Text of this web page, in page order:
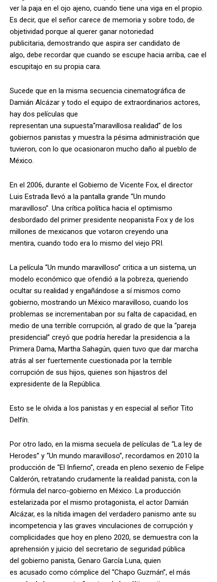
ver la paja en el ojo ajeno, cuando tiene una viga en el propio.
Es decir, que el señor carece de memoria y sobre todo, de
objetividad porque al querer ganar notoriedad
publicitaria, demostrando que aspira ser candidato de
algo, debe recordar que cuando se escupe hacia arriba, cae el
escupitajo en su propia cara.
Sucede que en la misma secuencia cinematográfica de
Damián Alcázar y todo el equipo de extraordinarios actores,
hay dos películas que
representan una supuesta“maravillosa realidad” de los
gobiernos panistas y muestra la pésima administración que
tuvieron, con lo que ocasionaron mucho daño al pueblo de
México.
En el 2006, durante el Gobierno de Vicente Fox, el director
Luis Estrada llevó a la pantalla grande “Un mundo
maravilloso”. Una crítica política hacia el optimismo
desbordado del primer presidente neopanista Fox y de los
millones de mexicanos que votaron creyendo una
mentira, cuando todo era lo mismo del viejo PRI.
La película “Un mundo maravilloso” critica a un sistema, un
modelo económico que ofendió a la pobreza, queriendo
ocultar su realidad y engañándose a sí mismos como
gobierno, mostrando un México maravilloso, cuando los
problemas se incrementaban por su falta de capacidad, en
medio de una terrible corrupción, al grado de que la “pareja
presidencial” creyó que podría heredar la presidencia a la
Primera Dama, Martha Sahagún, quien tuvo que dar marcha
atrás al ser fuertemente cuestionada por la terrible
corrupción de sus hijos, quienes son hijastros del
expresidente de la República.
Esto se le olvida a los panistas y en especial al señor Tito
Delfín.
Por otro lado, en la misma secuela de películas de “La ley de
Herodes” y “Un mundo maravilloso”, recordamos en 2010 la
producción de “El Infierno”, creada en pleno sexenio de Felipe
Calderón, retratando crudamente la realidad panista, con la
fórmula del narco-gobierno en México. La producción
estelarizada por el mismo protagonista, el actor Damián
Alcázar, es la nítida imagen del verdadero panismo ante su
incompetencia y las graves vinculaciones de corrupción y
complicidades que hoy en pleno 2020, se demuestra con la
aprehensión y juicio del secretario de seguridad pública
del gobierno panista, Genaro García Luna, quien
es acusado como cómplice del “Chapo Guzmán”, el más